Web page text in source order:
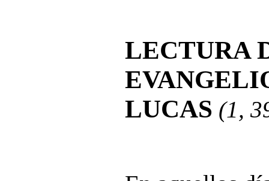
LECTURA
LUCAS (1,